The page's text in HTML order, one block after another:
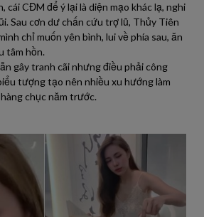
cái CĐM để ý lại là diện mạo khác lạ, nghi
Sau cơn dư chấn cứu trợ lũ, Thủy Tiên
chỉ muốn yên bình, lui về phía sau, ăn
tâm hồn.
gây tranh cãi nhưng điều phải công
tượng tạo nên nhiều xu hướng làm
chục năm trước.